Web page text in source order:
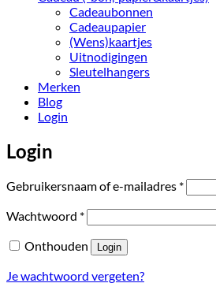
Cadeaubonnen
Cadeaupapier
(Wens)kaartjes
Uitnodigingen
Sleutelhangers
Merken
Blog
Login
Login
Gebruikersnaam of e-mailadres *Vereist
Wachtwoord *Vereist
Onthouden Login
Je wachtwoord vergeten?